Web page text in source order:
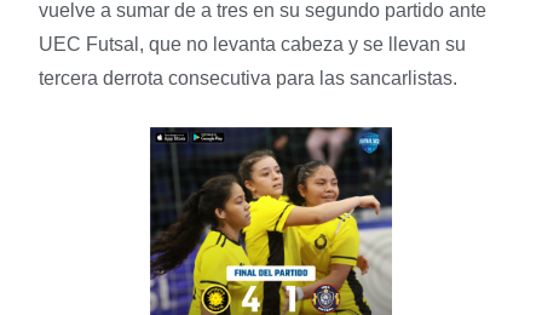
vuelve a sumar de a tres en su segundo partido ante
UEC Futsal, que no levanta cabeza y se llevan su
tercera derrota consecutiva para las sancarlistas.